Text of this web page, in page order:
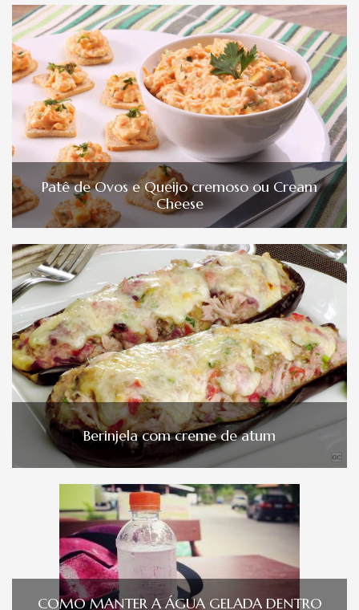
Patê de Ovos e Queijo cremoso ou Cream
Cheese
Berinjela com creme de atum
COMO MANTER A ÁGUA GELADA DENTRO